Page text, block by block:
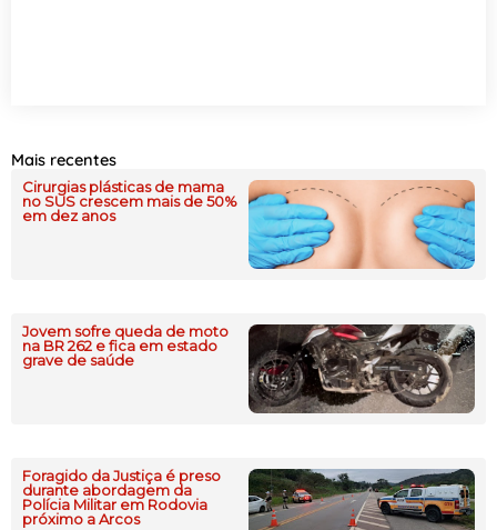
Mais recentes
Cirurgias plásticas de mama
no SUS crescem mais de 50%
em dez anos
Jovem sofre queda de moto
na BR 262 e fica em estado
grave de saúde
Foragido da Justiça é preso
durante abordagem da
Polícia Militar em Rodovia
próximo a Arcos